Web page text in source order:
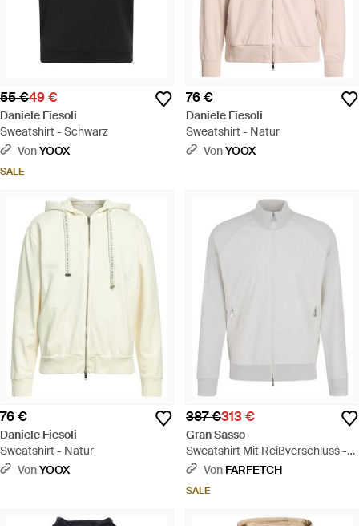
55 €49 €
Daniele Fiesoli
Sweatshirt - Schwarz
VonYOOX
SALE
76 €
Daniele Fiesoli
Sweatshirt - Natur
VonYOOX
76 €
Daniele Fiesoli
Sweatshirt - Natur
VonYOOX
387 €313 €
Gran Sasso
Sweatshirt Mit Reißverschluss -
WeißVon FARFETCH
SALE